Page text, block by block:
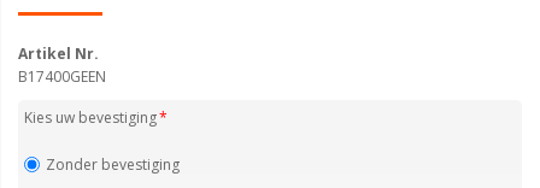
Artikel Nr.
B17400GEEN
Kies uw bevestiging
Zonder bevestiging